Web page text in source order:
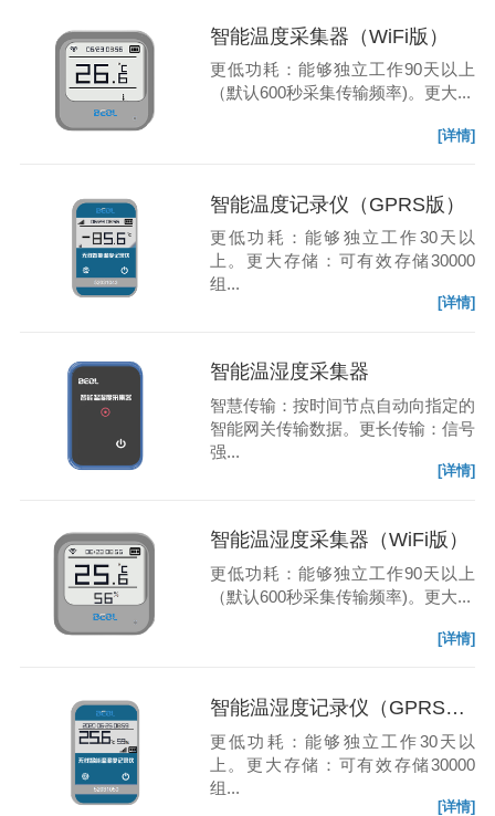
智能温度采集器（WiFi版）
更低功耗：能够独立工作90天以上
（默认600秒采集传输频率)。更大...
[详情]
智能温度记录仪（GPRS版）
更低功耗：能够独立工作30天以
上。更大存储：可有效存储30000
组...
[详情]
智能温湿度采集器
智慧传输：按时间节点自动向指定的
智能网关传输数据。更长传输：信号
强...
[详情]
智能温湿度采集器（WiFi版）
更低功耗：能够独立工作90天以上
（默认600秒采集传输频率)。更大...
[详情]
智能温湿度记录仪（GPRS版）
更低功耗：能够独立工作30天以
上。更大存储：可有效存储30000
组...
[详情]